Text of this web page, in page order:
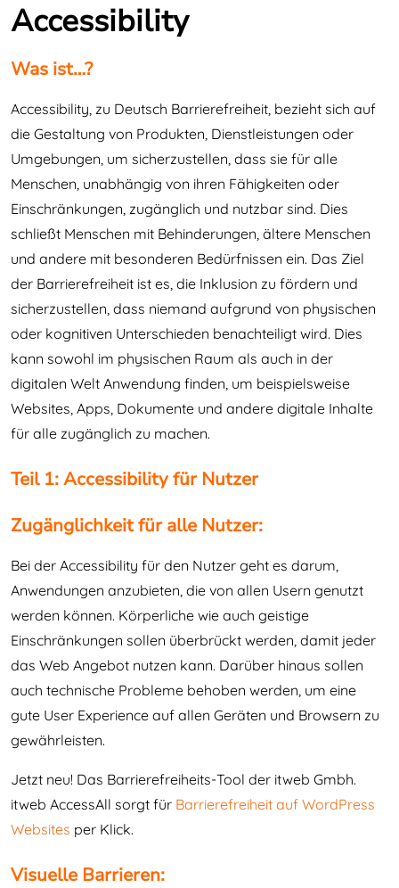
Accessibility
Was ist…?
Accessibility, zu Deutsch Barrierefreiheit, bezieht sich auf
die Gestaltung von Produkten, Dienstleistungen oder
Umgebungen, um sicherzustellen, dass sie für alle
Menschen, unabhängig von ihren Fähigkeiten oder
Einschränkungen, zugänglich und nutzbar sind. Dies
schließt Menschen mit Behinderungen, ältere Menschen
und andere mit besonderen Bedürfnissen ein. Das Ziel
der Barrierefreiheit ist es, die Inklusion zu fördern und
sicherzustellen, dass niemand aufgrund von physischen
oder kognitiven Unterschieden benachteiligt wird. Dies
kann sowohl im physischen Raum als auch in der
digitalen Welt Anwendung finden, um beispielsweise
Websites, Apps, Dokumente und andere digitale Inhalte
für alle zugänglich zu machen.
Teil 1: Accessibility für Nutzer
Zugänglichkeit für alle Nutzer:
Bei der Accessibility für den Nutzer geht es darum,
Anwendungen anzubieten, die von allen Usern genutzt
werden können. Körperliche wie auch geistige
Einschränkungen sollen überbrückt werden, damit jeder
das Web Angebot nutzen kann. Darüber hinaus sollen
auch technische Probleme behoben werden, um eine
gute User Experience auf allen Geräten und Browsern zu
gewährleisten.
Jetzt neu! Das Barrierefreiheits-Tool der itweb Gmbh.
itweb AccessAll sorgt für Barrierefreiheit auf WordPress
Websites per Klick.
Visuelle Barrieren: